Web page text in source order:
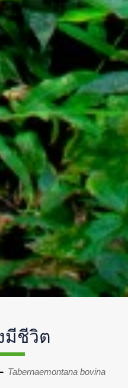
มีชีวิต
Tabernaemontana bovina